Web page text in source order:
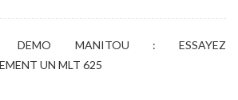
DEMO MANITOU : ESSAYEZ
UN MLT 625